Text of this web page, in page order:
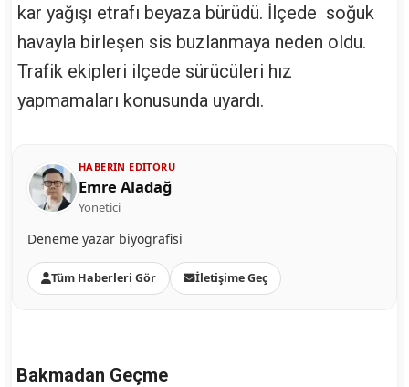
kar yağışı etrafı beyaza bürüdü. İlçede soğuk
havayla birleşen sis buzlanmaya neden oldu.
Trafik ekipleri ilçede sürücüleri hız
yapmamaları konusunda uyardı.
HABERIN EDITÖRÜ
Emre Aladağ
Yönetici
Deneme yazar biyografisi
Tüm Haberleri Gör İletişime Geç
Bakmadan Geçme